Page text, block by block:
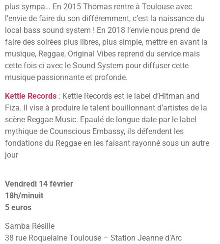
plus sympa… En 2015 Thomas rentre à Toulouse avec
l’envie de faire du son différemment, c’est la naissance du
local bass sound system ! En 2018 l’envie nous prend de
faire des soirées plus libres, plus simple, mettre en avant la
musique, Reggae, Original Vibes reprend du service mais
cette fois-ci avec le Sound System pour diffuser cette
musique passionnante et profonde.
Kettle Records : Kettle Records est le label d’Hitman and
Fiza. Il vise à produire le talent bouillonnant d’artistes de la
scène Reggae Music. Epaulé de longue date par le label
mythique de Counscious Embassy, ils défendent les
fondations du Reggae en les faisant rayonné sous un autre
jour
Vendredi 14 février
18h/minuit
5 euros
Samba Résille
38 rue Roquelaine Toulouse – Station Jeanne d’Arc